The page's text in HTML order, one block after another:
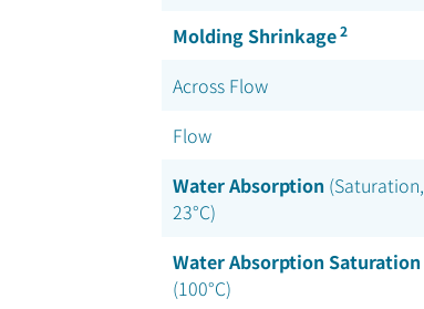
Molding Shrinkage 2
Across Flow
Flow
Water Absorption (Saturation,
23°C)
Water Absorption Saturation
(100°C)